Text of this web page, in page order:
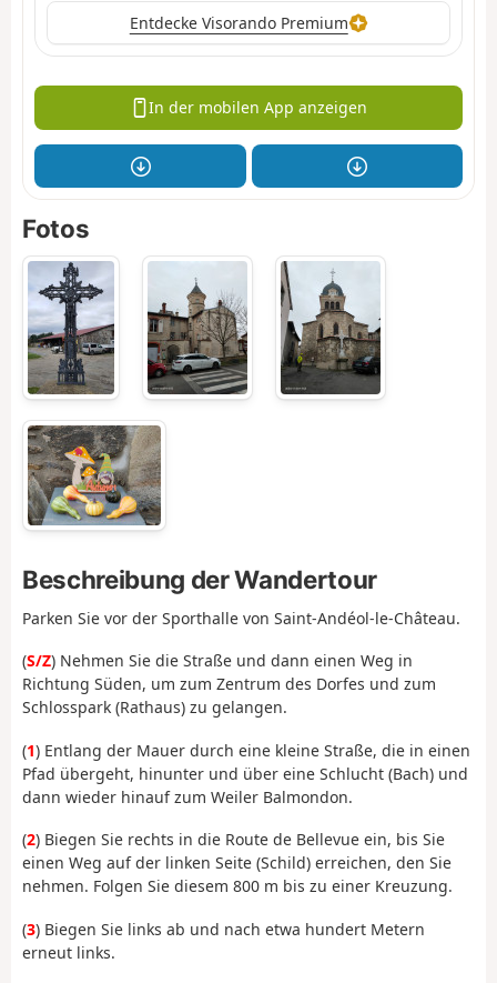
Entdecke Visorando Premium
In der mobilen App anzeigen
Fotos
Beschreibung der Wandertour
Parken Sie vor der Sporthalle von Saint-Andéol-le-Château.
(S/Z) Nehmen Sie die Straße und dann einen Weg in
Richtung Süden, um zum Zentrum des Dorfes und zum
Schlosspark (Rathaus) zu gelangen.
(1) Entlang der Mauer durch eine kleine Straße, die in einen
Pfad übergeht, hinunter und über eine Schlucht (Bach) und
dann wieder hinauf zum Weiler Balmondon.
(2) Biegen Sie rechts in die Route de Bellevue ein, bis Sie
einen Weg auf der linken Seite (Schild) erreichen, den Sie
nehmen. Folgen Sie diesem 800 m bis zu einer Kreuzung.
(3) Biegen Sie links ab und nach etwa hundert Metern
erneut links.